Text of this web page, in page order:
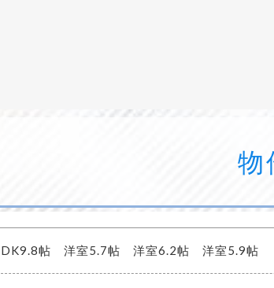
物
DK9.8帖 洋室5.7帖 洋室6.2帖 洋室5.9帖